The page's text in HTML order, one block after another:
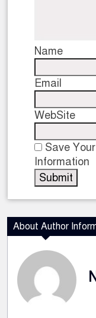
Name
Email
WebSite
Save
Information
About Author